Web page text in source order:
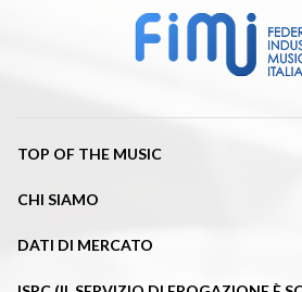
TOP OF THE MUSIC
CHI SIAMO
DATI DI MERCATO